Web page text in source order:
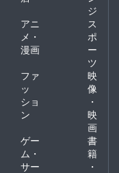
ジ
アニ
メ・
漫画
ス
ポ
ー
ツ
ファ
ッ
ショ
ン
映
像
・
映
画
ゲー
ム・
サー
書
籍
・